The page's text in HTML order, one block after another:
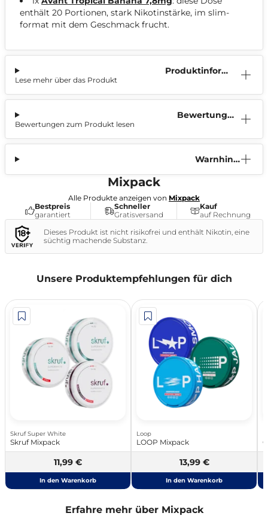
enthält 20 Portionen, stark Nikotinstärke, im slim-
format mit dem Geschmack frucht.
Produktinform
Lese mehr über das Produkt
Bewertunge
Bewertungen zum Produkt lesen
Warnhinw
Mixpack
Alle Produkte anzeigen von Mixpack
Bestpreis
garantiert
Schneller
Gratisversand
Kauf
auf Rechnung
Dieses Produkt ist nicht risikofrei und enthält Nikotin, eine
süchtig machende Substanz.
Unsere Produktempfehlungen für dich
Skruf Super White
Skruf Mixpack
11,99 €
In den Warenkorb
Loop
LOOP Mixpack
13,99 €
In den Warenkorb
Erfahre mehr über Mixpack